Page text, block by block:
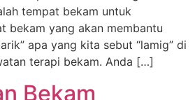
tempat bekam untuk
bekam yang akan membantu
apa yang kita sebut “lamig” di
terapi bekam. Anda […]
Bekam